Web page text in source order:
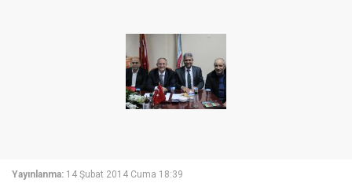
Yayınlanma: 14 Şubat 2014 Cuma 18:39